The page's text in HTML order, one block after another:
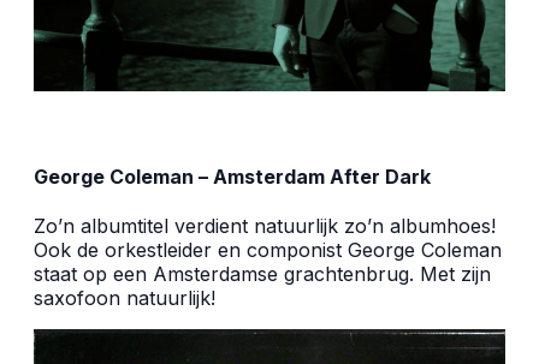
George Coleman – Amsterdam After Dark
Zo’n albumtitel verdient natuurlijk zo’n albumhoes!
Ook de orkestleider en componist George Coleman
staat op een Amsterdamse grachtenbrug. Met zijn
saxofoon natuurlijk!